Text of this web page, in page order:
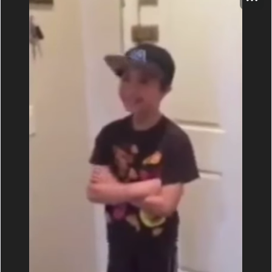
Видимо, нужна.
Она вновь зашла в квартиру. Майк сидел в том же
положении, словно ждал ее возвращения. Она села
напротив него, скрестив ноги, как тибетский монах.
– Что я должна делать?
– Молчать, – не открывая глаз, ответил Майк.
Он подвинул доску в ее сторону и поставил перед
Ли не отвернулась, когда он отрезал голову
вырывающейся курице. На этом мучения птицы не
закончились: долгие двадцать секунд она еще
дергалась в руке своего мучителя, разбрызгивая
капли крови вокруг. Наконец птица безвольно
повисла и в чашку с характерным звуком полилась
Майк окунул два пальца в казавшуюся черной
жидкость и знаком подозвал Ли. Нанес две